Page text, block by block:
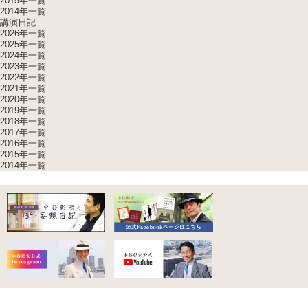
2014年一覧
講演日記
2026年一覧
2025年一覧
2024年一覧
2023年一覧
2022年一覧
2021年一覧
2020年一覧
2019年一覧
2018年一覧
2017年一覧
2016年一覧
2015年一覧
2014年一覧